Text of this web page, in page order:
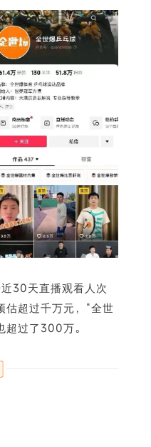
30天直播观看人次
超过千万元，“全世
超过了300万。